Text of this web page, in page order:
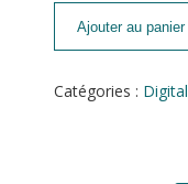
Ajouter au panier
Catégories : Digital